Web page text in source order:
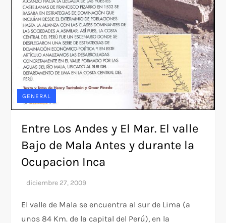
GENERAL
Entre Los Andes y El Mar. El valle
Bajo de Mala Antes y durante la
Ocupacion Inca
El valle de Mala se encuentra al sur de Lima (a
unos 84 Km. de la capital del Perú), en la